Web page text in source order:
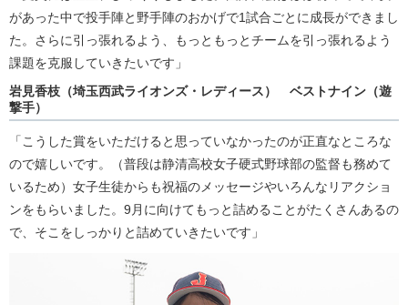
があった中で投手陣と野手陣のおかげで1試合ごとに成長ができまし
た。さらに引っ張れるよう、もっともっとチームを引っ張れるよう
課題を克服していきたいです」
岩見香枝（埼玉西武ライオンズ・レディース） ベストナイン（遊
撃手）
「こうした賞をいただけると思っていなかったのが正直なところな
ので嬉しいです。（普段は静清高校女子硬式野球部の監督も務めて
いるため）女子生徒からも祝福のメッセージやいろんなリアクショ
ンをもらいました。9月に向けてもっと詰めることがたくさんあるの
で、そこをしっかりと詰めていきたいです」